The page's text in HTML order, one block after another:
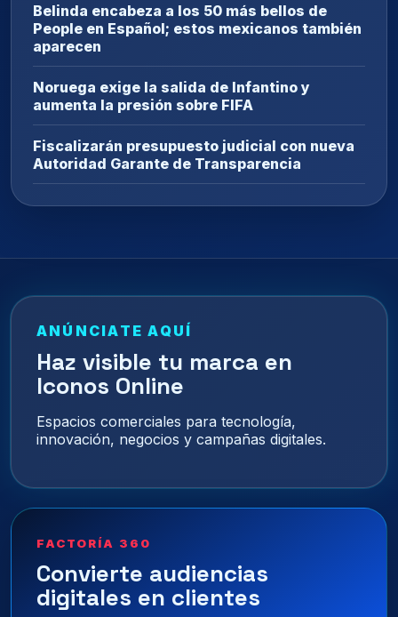
Belinda encabeza a los 50 más bellos de
People en Español; estos mexicanos también
aparecen
Noruega exige la salida de Infantino y
aumenta la presión sobre FIFA
Fiscalizarán presupuesto judicial con nueva
Autoridad Garante de Transparencia
ANÚNCIATE AQUÍ
Haz visible tu marca en
Iconos Online
Espacios comerciales para tecnología,
innovación, negocios y campañas digitales.
FACTORÍA 360
Convierte audiencias
digitales en clientes